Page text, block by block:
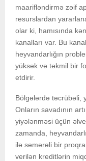
maarifləndirmə zəif
resurslardan
olar ki, hamısında
kanalları var. Bu
heyvandarlığın
yüksək və təkmil bir
etdirir.
Bölgələrdə təcrübəli,
Onların savadının
yiyələnməsi üçün
zamanda,
ilə səmərəli bir
verilən kreditlərin